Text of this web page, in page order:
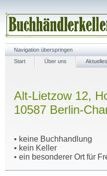
Navigation überspringen
Start
Über uns
Alt-Lietzow 12,
10587 Berlin-
• keine Buchhandlung
• kein Keller
• ein besonderer Ort für